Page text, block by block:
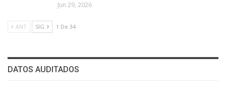
Jun 29, 2026
ANT SIG 1 De 34
DATOS AUDITADOS